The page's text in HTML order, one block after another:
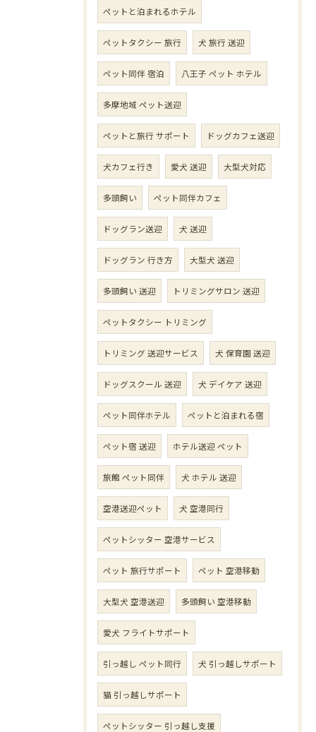
ペットと泊まれるホテル
ペットタクシー 旅行 犬 旅行 送迎
ペット同伴 宿泊 八王子 ペット ホテル
多摩地域 ペット送迎
ペットと旅行 サポート ドッグカフェ送迎
犬カフェ行き 愛犬 送迎 大型犬対応
多頭飼い ペット同伴カフェ
ドッグラン送迎 犬 送迎
ドッグラン 行き方 大型犬 送迎
多頭飼い 送迎 トリミングサロン 送迎
ペットタクシー トリミング
トリミング 送迎サービス 犬 保育園 送迎
ドッグスクール 送迎 犬 デイケア 送迎
ペット同伴ホテル ペットと泊まれる宿
ペット宿 送迎 ホテル送迎 ペット
旅館 ペット同伴 犬 ホテル 送迎
空港送迎ペット 犬 空港同行
ペットシッター 空港サービス
ペット 旅行サポート ペット 空港移動
大型犬 空港送迎 多頭飼い 空港移動
愛犬 フライトサポート
引っ越し ペット同行 犬 引っ越しサポート
猫 引っ越しサポート
ペットシッター 引っ越し支援